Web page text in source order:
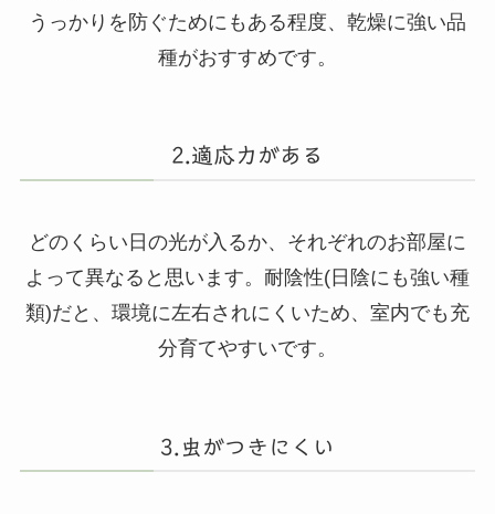
うっかりを防ぐためにもある程度、乾燥に強い品
種がおすすめです。
2.適応力がある
どのくらい日の光が入るか、それぞれのお部屋に
よって異なると思います。耐陰性(日陰にも強い種
類)だと、環境に左右されにくいため、室内でも充
分育てやすいです。
3.虫がつきにくい